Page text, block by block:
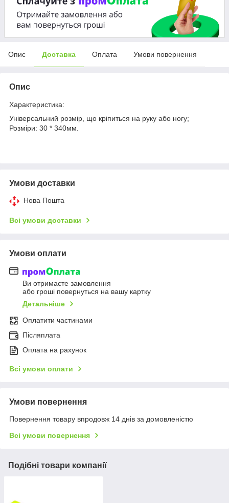
Опис Доставка Оплата Умови повернення
Опис
Характеристика:
Універсальний розмір, що кріпиться на руку або ногу;
Розміри: 30 * 340мм.
Умови доставки
Нова Пошта
Всі умови доставки
Умови оплати
Ви отримаєте замовлення
або гроші повернуться на вашу картку
Детальніше
Оплатити частинами
Післяплата
Оплата на рахунок
Всі умови оплати
Умови повернення
Повернення товару впродовж 14 днів за домовленістю
Всі умови повернення
Подібні товари компанії